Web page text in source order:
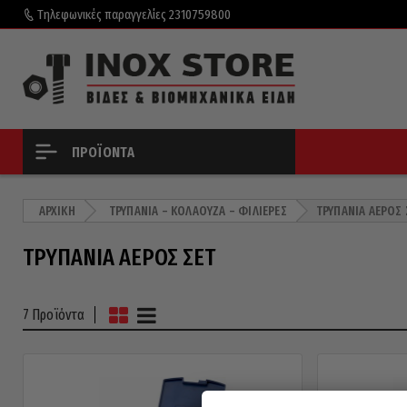
Τηλεφωνικές παραγγελίες 2310759800
ΠΡΟΪΌΝΤΑ
ΑΡΧΙΚΉ ΤΡΥΠΆΝΙΑ – ΚΟΛΑΟΎΖΑ – ΦΙΛΙΈΡΕΣ ΤΡΥΠΆΝΙΑ ΑΈΡΟΣ
ΤΡΥΠΆΝΙΑ ΑΈΡΟΣ ΣΕΤ
7 Προϊόντα